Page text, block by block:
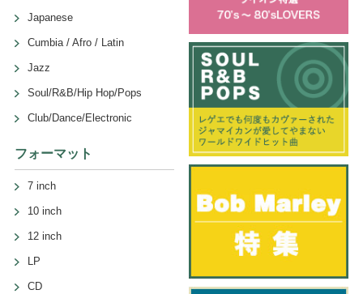
Japanese
Cumbia / Afro / Latin
Jazz
Soul/R&B/Hip Hop/Pops
Club/Dance/Electronic
フォーマット
7 inch
10 inch
12 inch
LP
CD